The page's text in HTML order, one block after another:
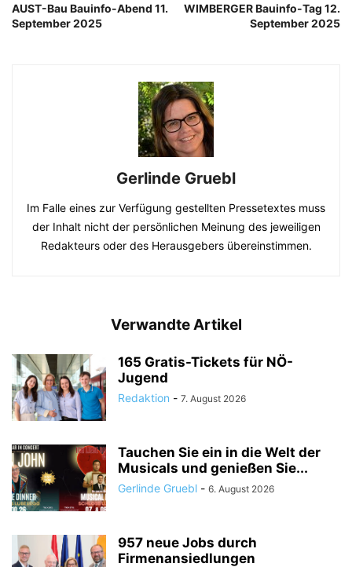
AUST-Bau Bauinfo-Abend 11.
September 2025
WIMBERGER Bauinfo-Tag 12.
September 2025
Gerlinde Gruebl
Im Falle eines zur Verfügung gestellten Pressetextes muss
der Inhalt nicht der persönlichen Meinung des jeweiligen
Redakteurs oder des Herausgebers übereinstimmen.
Verwandte Artikel
165 Gratis-Tickets für NÖ-
Jugend
Redaktion - 7. August 2026
Tauchen Sie ein in die Welt der
Musicals und genießen Sie...
Gerlinde Gruebl - 6. August 2026
957 neue Jobs durch
Firmenansiedlungen